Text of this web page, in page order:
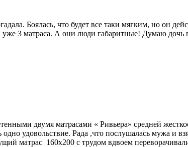
Боялась, что будет все таки мягким, но он
3 матраса. А они люди габаритные! Думаю дочь
двумя матрасами « Ривьера» средней
удовольствие. Рада ,что послушалась мужа и
матрас 160х200 с трудом вдвоем